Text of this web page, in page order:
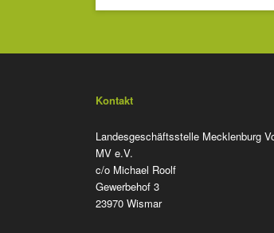
Kontakt
Landesgeschäftsstelle Mecklenburg
MV e.V.
c/o Michael Roolf
Gewerbehof 3
23970 Wismar